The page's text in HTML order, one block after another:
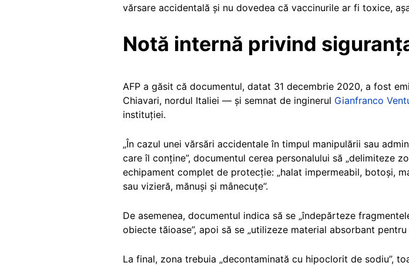
vărsare accidentală și nu dovedea că vaccinurile ar fi toxice,
Notă internă privind
AFP a găsit că documentul, datat 31 decembrie 2020, a fost
Chiavari, nordul Italiei — și semnat de inginerul Gianfranco
instituției.
„În cazul unei vărsări accidentale în timpul manipulării sau
care îl conține”, documentul cerea personalului să „delimiteze
echipament complet de protecție: „halat impermeabil, botoși,
sau vizieră, mănuși și mânecuțe”.
De asemenea, documentul indica să se „îndepărteze
obiecte tăioase”, apoi să se „utilizeze material absorbant
La final, zona trebuia „decontaminată cu hipoclorit de sodiu”,